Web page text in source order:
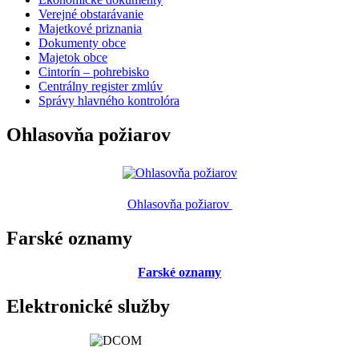
Verejné obstarávanie
Majetkové priznania
Dokumenty obce
Majetok obce
Cintorín – pohrebisko
Centrálny register zmlúv
Správy hlavného kontrolóra
Ohlasovňa požiarov
Ohlasovňa požiarov
Farské oznamy
Farské oznamy
Elektronické služby